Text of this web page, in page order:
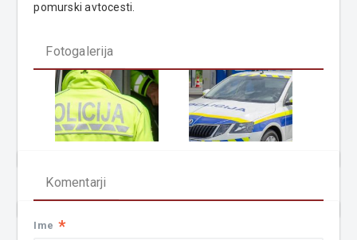
pomurski avtocesti.
Fotogalerija
Komentarji
Ime *